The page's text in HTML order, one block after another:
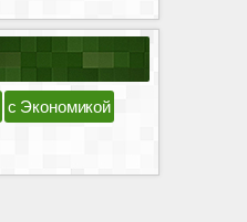
с Экономикой